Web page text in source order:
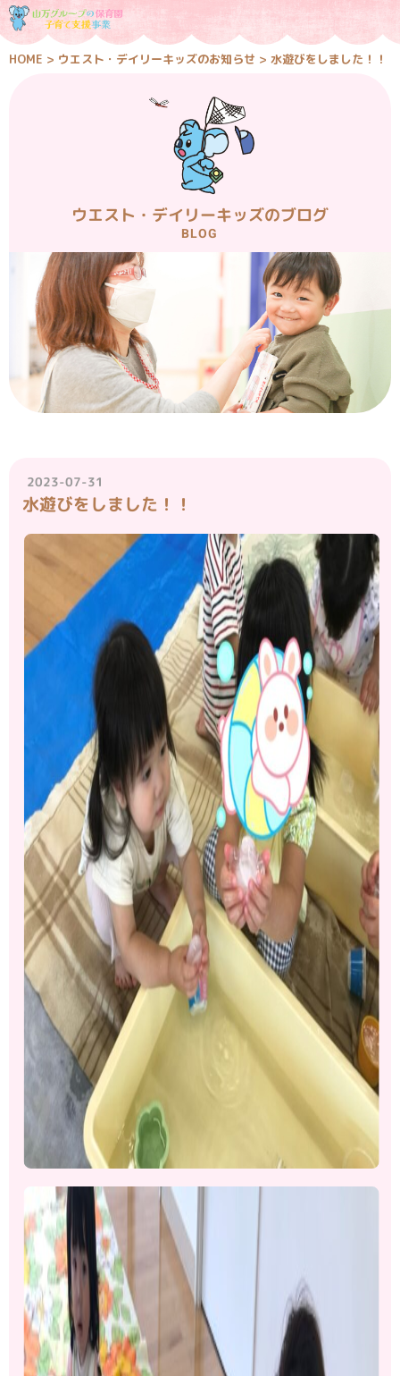
HOME > ウエスト・デイリーキッズのお知らせ > 水遊びをしました！！
ウエスト・デイリーキッズのブログ
BLOG
2023-07-31
水遊びをしました！！